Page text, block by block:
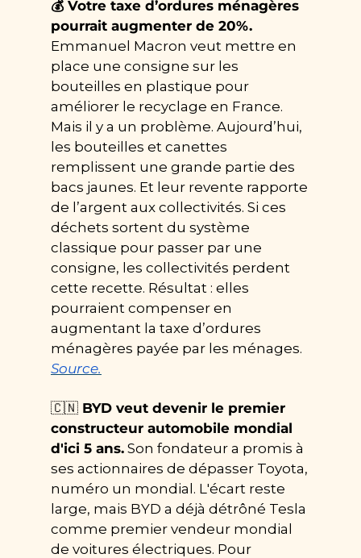
💰 Votre taxe d’ordures ménagères
Emmanuel Macron veut mettre en
place une consigne sur les
bouteilles en plastique pour
améliorer le recyclage en France.
Mais il y a un problème. Aujourd’hui,
les bouteilles et canettes
remplissent une grande partie des
bacs jaunes. Et leur revente rapporte
de l’argent aux collectivités. Si ces
déchets sortent du système
classique pour passer par une
consigne, les collectivités perdent
cette recette. Résultat : elles
pourraient compenser en
augmentant la taxe d’ordures
Source.
🇨🇳 BYD veut devenir le premier
constructeur automobile mondial
d'ici 5 ans. Son fondateur a promis à
ses actionnaires de dépasser Toyota,
numéro un mondial. L'écart reste
large, mais BYD a déjà détrôné Tesla
comme premier vendeur mondial
de voitures électriques. Pour